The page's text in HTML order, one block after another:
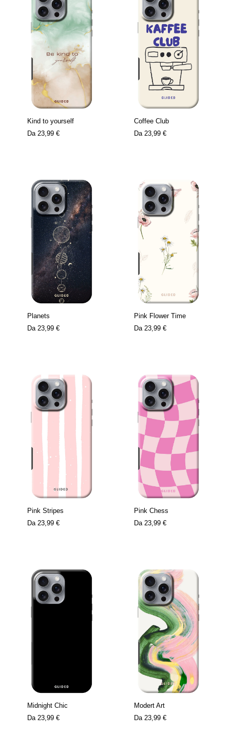
Kind to yourself
Da 23,99 €
Coffee Club
Da 23,99 €
Planets
Da 23,99 €
Pink Flower Time
Da 23,99 €
Pink Stripes
Da 23,99 €
Pink Chess
Da 23,99 €
Midnight Chic
Da 23,99 €
Modert Art
Da 23,99 €